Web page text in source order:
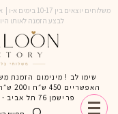
משלוחים יוצאים
לבצע הזמנה לאותו היום
שימו לב ! מינימום הזמנת
פרישמן 76 תל אביב - טלפון